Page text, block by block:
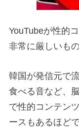
YouTubeが性的
非常に厳しいも
韓国が発信元で
食べる音など、
で性的コンテン
ースもあるほどで